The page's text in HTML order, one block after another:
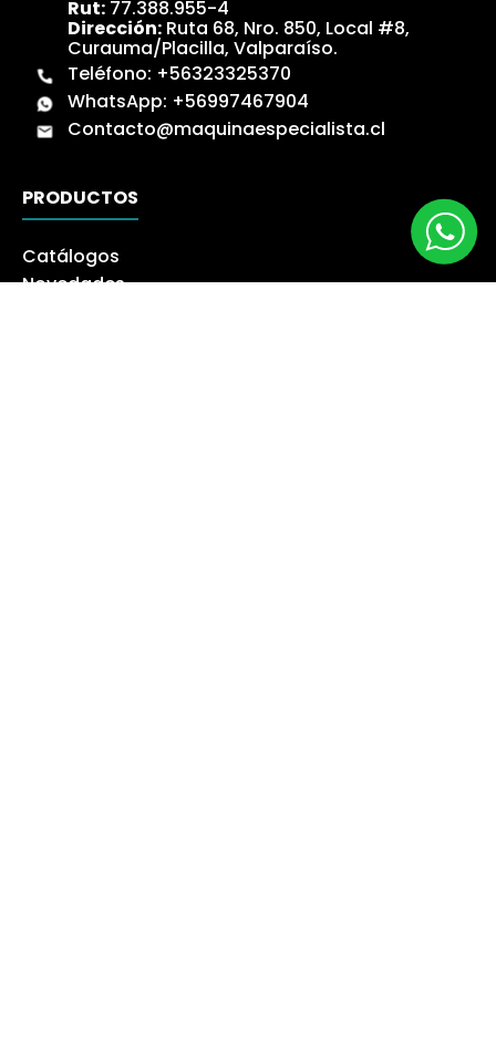
Rut:77.388.955-4
Dirección:Ruta 68, Nro. 850, Local #8,
Curauma/Placilla, Valparaíso.
Teléfono: +56323325370
WhatsApp: +56997467904
Contacto@maquinaespecialista.cl
PRODUCTOS
Catálogos
Novedades